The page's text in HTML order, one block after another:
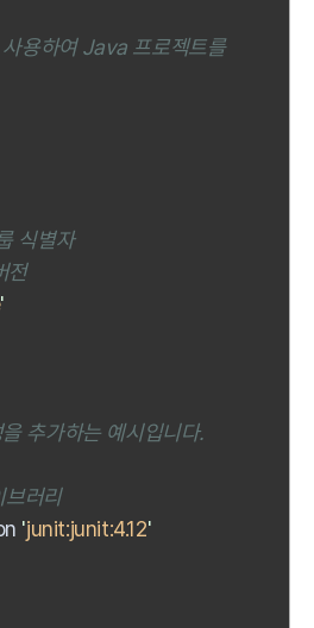
용하여 Java 프로젝트를
식별자
전
'
추가하는 예시입니다.
러리
'junit:junit:4.12'